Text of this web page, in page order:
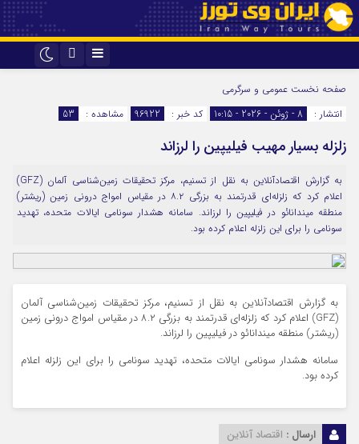
اینستاگرام
صفحه نخست عمومی و سرگرمی
انتشار :
8 - ژوئن - 2026 - 10:15 کد خبر : 96922 مشاهده : 53
زلزله بسیار مهیب فیلیپین را لرزاند
به گزارش اقتصادآنلاین به نقل از تسنیم، مرکز تحقیقات زمین‌شناسی آلمان (GFZ)
اعلام کرد که زلزله‌ای قدرتمند به بزرگی ۸.۲ در مقیاس امواج درونی زمین (ریشتر)
منطقه میندانائو در فیلیپین را لرزاند. سامانه هشدار سونامی ایالات متحده، تهدید
سونامی را برای این زلزله اعلام کرده بود.
به گزارش اقتصادآنلاین به نقل از تسنیم، مرکز تحقیقات زمین‌شناسی آلمان
(GFZ) اعلام کرد که زلزله‌ای قدرتمند به بزرگی ۸.۲ در مقیاس امواج درونی زمین
(ریشتر) منطقه میندانائو در فیلیپین را لرزاند.
سامانه هشدار سونامی ایالات متحده، تهدید سونامی را برای این زلزله اعلام
کرده بود.
ارسال : اقتصاد آنلاین